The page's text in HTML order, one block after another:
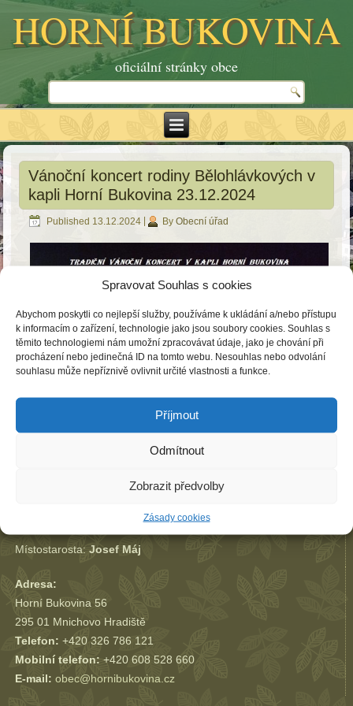
Spravovat Souhlas s cookies
Abychom poskytli co nejlepší služby, používáme k ukládání a/nebo přístupu
k informacím o zařízení, technologie jako jsou soubory cookies. Souhlas s
těmito technologiemi nám umožní zpracovávat údaje, jako je chování při
procházení nebo jedinečná ID na tomto webu. Nesouhlas nebo odvolání
souhlasu může nepříznivě ovlivnit určité vlastnosti a funkce.
Příjmout
Odmítnout
Zobrazit předvolby
Zásady cookies
HORNÍ BUKOVINA
oficiální stránky obce
Vánoční koncert rodiny Bělohlávkových v
kapli Horní Bukovina 23.12.2024
Published 13.12.2024 By Obecní úřad
Místostarosta: Josef Máj
Adresa:
Horní Bukovina 56
295 01 Mnichovo Hradiště
Telefon: +420 326 786 121
Mobilní telefon: +420 608 528 660
E-mail: obec@hornibukovina.cz